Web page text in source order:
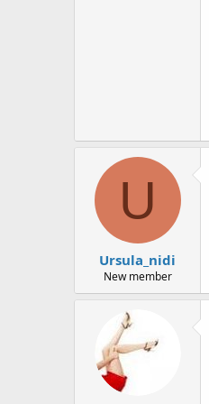
U
Ursula_nidi
New member